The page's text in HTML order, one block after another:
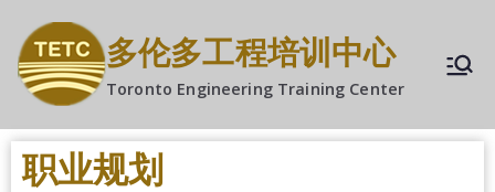
多伦多工程培训中心
Toronto Engineering Training Center
职业规划